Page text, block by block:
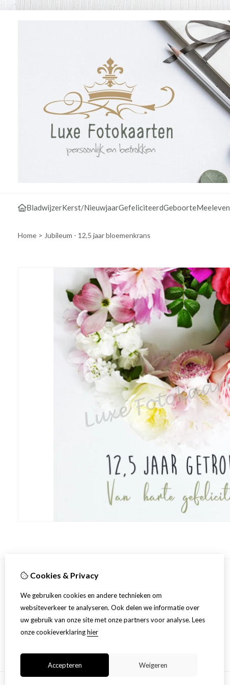
BladwijzerKerst/NieuwjaarGefeliciteerdGeboorteMeeleven
Home > Jubileum - 12,5 jaar bloemenkrans
Informatie
Cookies & Privacy
We gebruiken cookies en andere technieken om
websiteverkeer te analyseren. Ook delen we informatie over
uw gebruik van onze site met onze partners voor analyse. Lees
onze cookieverklaringhier
Accepteren Weigeren